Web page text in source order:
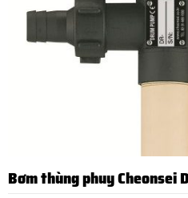
Bơm thùng phuy Cheonsei